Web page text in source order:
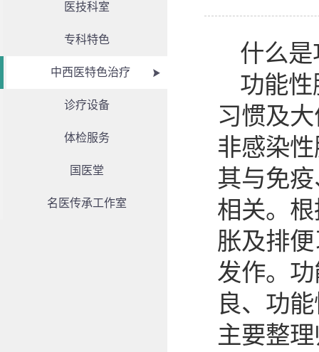
医技科室
专科特色
中西医特色治疗
诊疗设备
体检服务
国医堂
名医传承工作室
什么
功能
习惯及
非感染
其与免
相关。
胀及排
发作。
良、功
主要整